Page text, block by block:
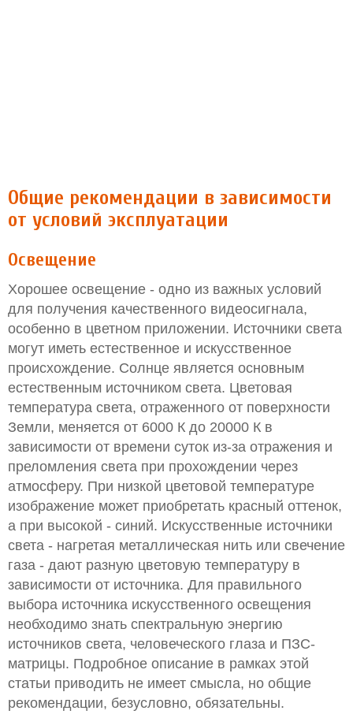
Общие рекомендации в зависимости
от условий эксплуатации
Освещение
Хорошее освещение - одно из важных условий
для получения качественного видеосигнала,
особенно в цветном приложении. Источники света
могут иметь естественное и искусственное
происхождение. Солнце является основным
естественным источником света. Цветовая
температура света, отраженного от поверхности
Земли, меняется от 6000 К до 20000 К в
зависимости от времени суток из-за отражения и
преломления света при прохождении через
атмосферу. При низкой цветовой температуре
изображение может приобретать красный оттенок,
а при высокой - синий. Искусственные источники
света - нагретая металлическая нить или свечение
газа - дают разную цветовую температуру в
зависимости от источника. Для правильного
выбора источника искусственного освещения
необходимо знать спектральную энергию
источников света, человеческого глаза и ПЗС-
матрицы. Подробное описание в рамках этой
статьи приводить не имеет смысла, но общие
рекомендации, безусловно, обязательны.